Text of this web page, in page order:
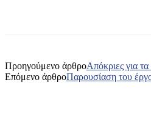
Προηγούμενο άρθροΑπόκριες για
Επόμενο άρθροΠαρουσίαση του